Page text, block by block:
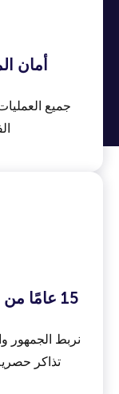
أمان
جميع
15 عامًا من الخبرة والثقة في سوق التذاكر
نربط الجمهور
تذاكر